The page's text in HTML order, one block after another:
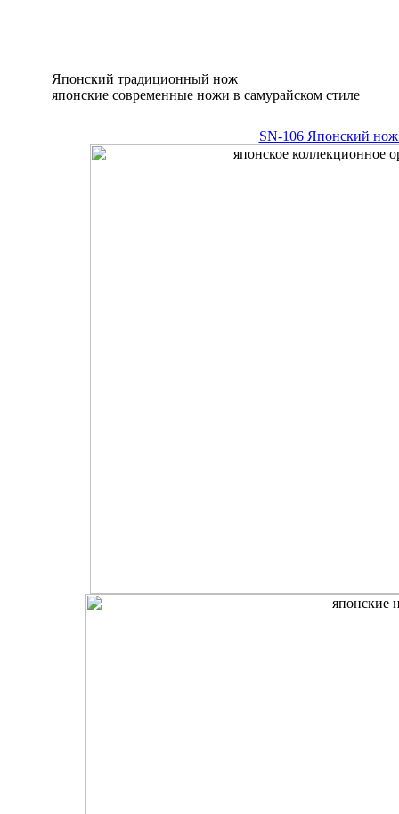
Японский традиционный нож
японские современные ножи в самурайском стиле
SN-106 Японский